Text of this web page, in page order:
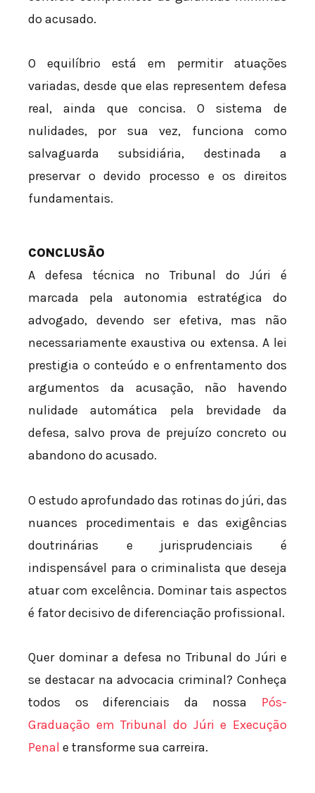
do acusado.
O equilíbrio está em permitir atuações
variadas, desde que elas representem defesa
real, ainda que concisa. O sistema de
nulidades, por sua vez, funciona como
salvaguarda subsidiária, destinada a
preservar o devido processo e os direitos
fundamentais.
CONCLUSÃO
A defesa técnica no Tribunal do Júri é
marcada pela autonomia estratégica do
advogado, devendo ser efetiva, mas não
necessariamente exaustiva ou extensa. A lei
prestigia o conteúdo e o enfrentamento dos
argumentos da acusação, não havendo
nulidade automática pela brevidade da
defesa, salvo prova de prejuízo concreto ou
abandono do acusado.
O estudo aprofundado das rotinas do júri, das
nuances procedimentais e das exigências
doutrinárias e jurisprudenciais é
indispensável para o criminalista que deseja
atuar com excelência. Dominar tais aspectos
é fator decisivo de diferenciação profissional.
Quer dominar a defesa no Tribunal do Júri e
se destacar na advocacia criminal? Conheça
todos os diferenciais da nossa Pós-
Graduação em Tribunal do Júri e Execução
Penal e transforme sua carreira.